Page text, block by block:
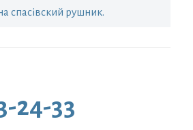
спасівский рушник.
24-33